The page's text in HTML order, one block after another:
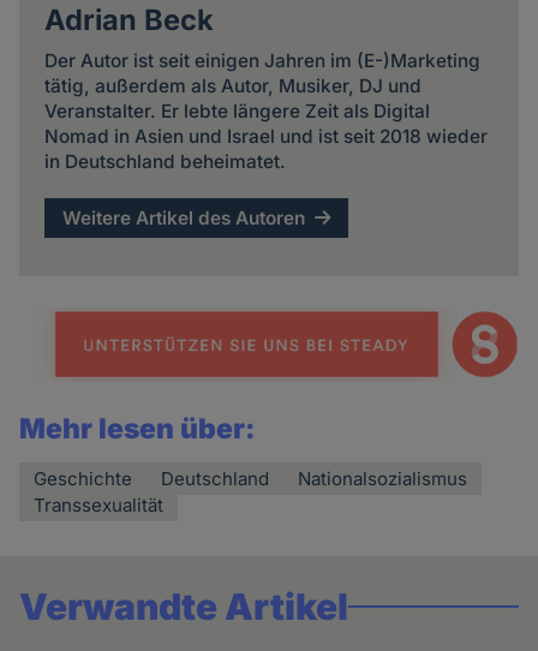
Adrian Beck
Der Autor ist seit einigen Jahren im (E-)Marketing
tätig, außerdem als Autor, Musiker, DJ und
Veranstalter. Er lebte längere Zeit als Digital
Nomad in Asien und Israel und ist seit 2018 wieder
in Deutschland beheimatet.
Weitere Artikel des Autoren
Mehr lesen über:
Geschichte Deutschland
Nationalsozialismus
Transsexualität
Verwandte Artikel